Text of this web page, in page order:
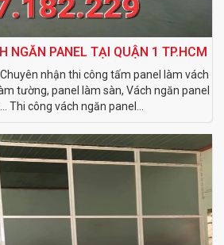
NGĂN PANEL TẠI QUẬN 1 TP.HCM
nhận thi công tấm panel làm vách
tường, panel làm sàn, Vách ngăn panel
Thi công vách ngăn panel...